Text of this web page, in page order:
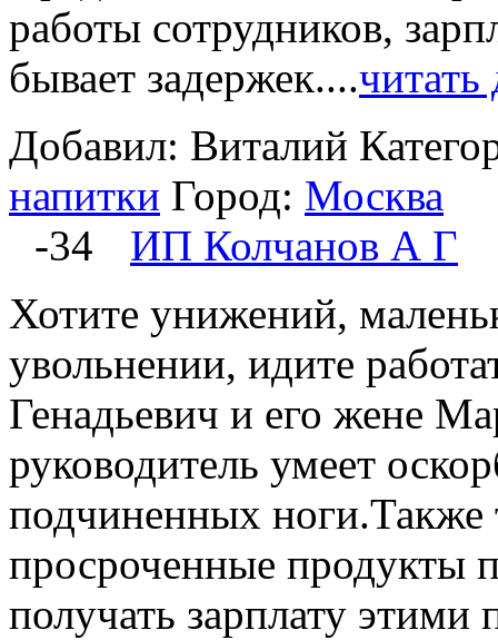
работы сотрудников,
бывает задержек....
Добавил: Виталий
напитки Город: Москва
-34
ИП Колчанов А Г
Хотите унижений,
увольнении, идите
Генадьевич и его жене
руководитель умеет
подчиненных ноги.Также
просроченные продукты
получать зарплату этими